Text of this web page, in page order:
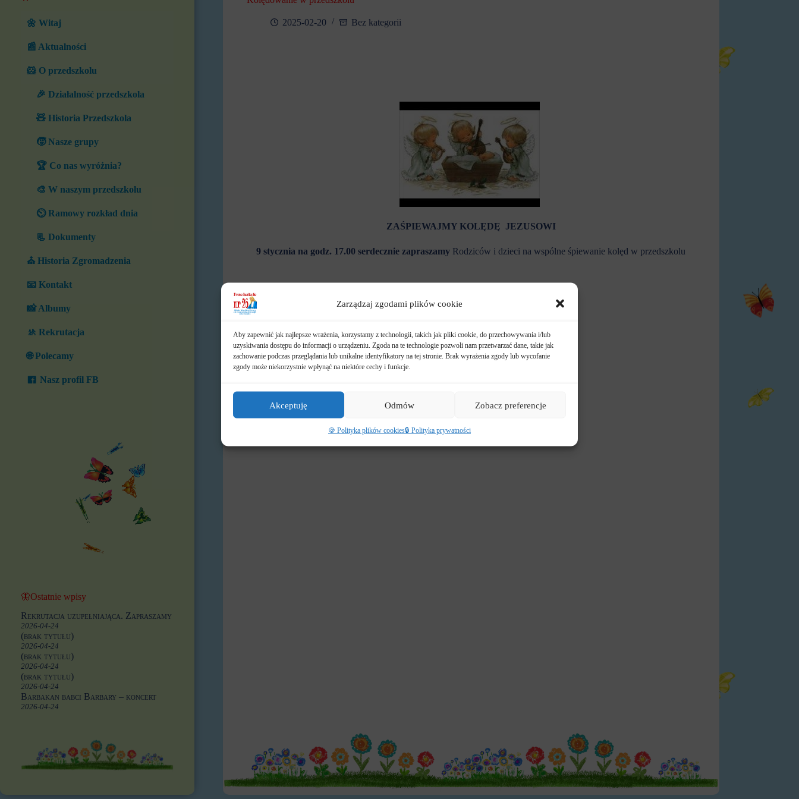
Zarządzaj zgodami plików cookie
Aby zapewnić jak najlepsze wrażenia, korzystamy z technologii, takich jak pliki cookie, do przechowywania i/lub
uzyskiwania dostępu do informacji o urządzeniu. Zgoda na te technologie pozwoli nam przetwarzać dane, takie jak
zachowanie podczas przeglądania lub unikalne identyfikatory na tej stronie. Brak wyrażenia zgody lub wycofanie
zgody może niekorzystnie wpłynąć na niektóre cechy i funkcje.
Akceptuję Odmów Zobacz preferencje
🍪 Polityka plików cookies🔒 Polityka prywatności
2025-02-20 Bez kategorii
ZAŚPIEWAJMY KOLĘDĘ JEZUSOWI
9 stycznia na godz. 17.00serdecznie zapraszamy Rodziców i dzieci na wspólne śpiewanie kolęd w przedszkolu
🌼 Witaj
📰 Aktualności
🐹 O przedszkolu
🎉 Działalność przedszkola
🧸 Historia Przedszkola
🧒 Nasze grupy
🏆 Co nas wyróżnia?
🎨 W naszym przedszkolu
⏲️ Ramowy rozkład dnia
📃 Dokumenty
⛪ Historia Zgromadzenia
📧 Kontakt
📸 Albumy
🚸 Rekrutacja
🌐 Polecamy
Nasz profil FB
🦋Ostatnie wpisy
Rekrutacja uzupełniająca. Zapraszamy
2026-04-24
(brak tytułu)
2026-04-24
(brak tytułu)
2026-04-24
(brak tytułu)
2026-04-24
Barbakan babci Barbary – koncert
2026-04-24